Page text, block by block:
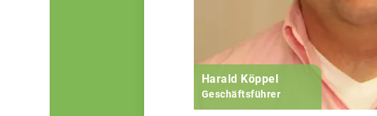
Harald Köppel
Geschäftsführer